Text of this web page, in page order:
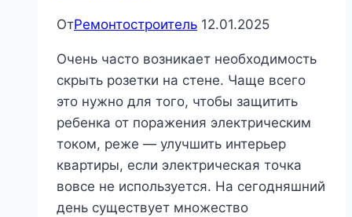
ОтРемонтостроитель 12.01.2025
Очень часто возникает необходимость
скрыть розетки на стене. Чаще всего
это нужно для того, чтобы защитить
ребенка от поражения электрическим
током, реже — улучшить интерьер
квартиры, если электрическая точка
вовсе не используется. На сегодняшний
день существует множество